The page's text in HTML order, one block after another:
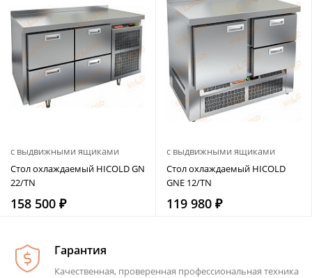
с выдвижными ящиками
Стол охлаждаемый HICOLD GN
22/TN
158 500 ₽
с выдвижными ящиками
Стол охлаждаемый HICOLD
GNE 12/TN
119 980 ₽
Гарантия
Качественная, проверенная профессиональная техника